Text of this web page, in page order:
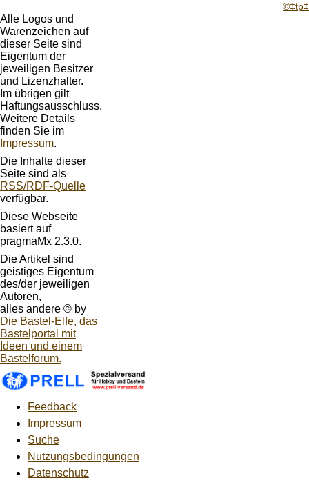
©‡tp‡
Alle Logos und
Warenzeichen auf
dieser Seite sind
Eigentum der
jeweiligen Besitzer
und Lizenzhalter.
Im übrigen gilt
Haftungsausschluss.
Weitere Details
finden Sie im
Impressum.
Die Inhalte dieser
Seite sind als
RSS/RDF-Quelle
verfügbar.
Diese Webseite
basiert auf
pragmaMx 2.3.0.
Die Artikel sind
geistiges Eigentum
des/der jeweiligen
Autoren,
alles andere © by
Die Bastel-Elfe, das
Bastelportal mit
Ideen und einem
Bastelforum.
Feedback
Impressum
Suche
Nutzungsbedingungen
Datenschutz